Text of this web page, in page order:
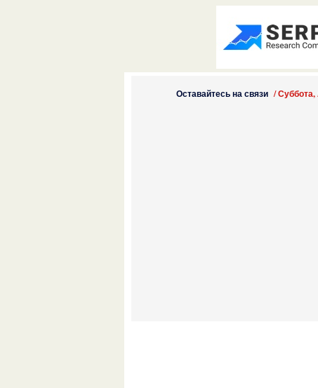
Оставайтесь на связи /Суббота,